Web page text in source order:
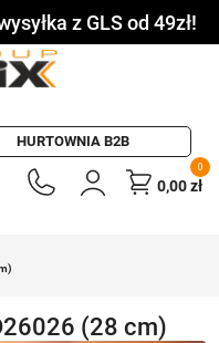
z GLS od 49zł!
HURTOWNIA B2B
0
0,00zł
(28 cm)